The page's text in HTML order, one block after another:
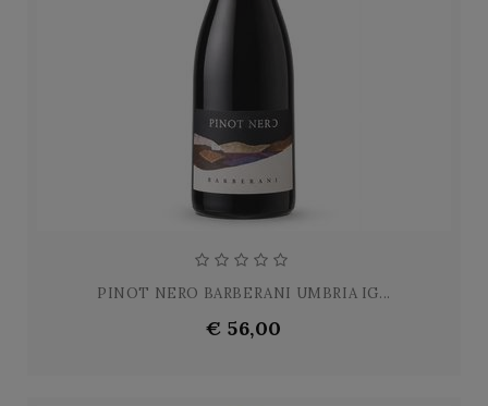
PINOT NERO BARBERANI UMBRIA IG...
€ 56,00